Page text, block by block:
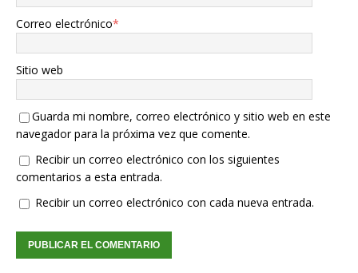
Correo electrónico*
Sitio web
Guarda mi nombre, correo electrónico y sitio web en este
navegador para la próxima vez que comente.
Recibir un correo electrónico con los siguientes
comentarios a esta entrada.
Recibir un correo electrónico con cada nueva entrada.